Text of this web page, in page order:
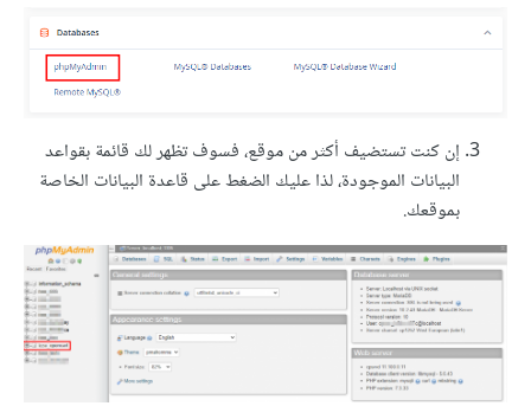
إن كنت تستضيف أكثر من موقع، فسوف تظهر لك قائمة بقواعد
البيانات الموجودة، لذا عليك الضغط على قاعدة البيانات الخاصة
بموقعك.